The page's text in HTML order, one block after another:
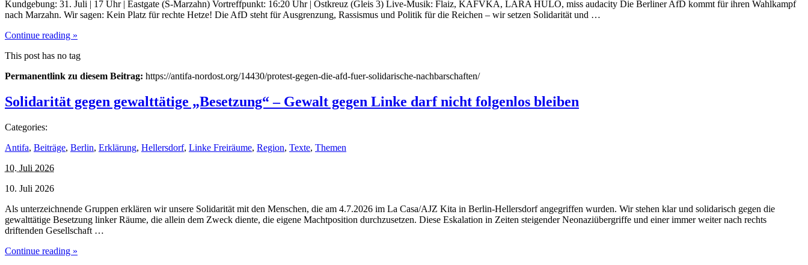
Kundgebung: 31. Juli | 17 Uhr | Eastgate (S-Marzahn) Vortreffpunkt: 16:20 Uhr | Ostkreuz (Gleis 3) Live-Musik: Flaiz, KAFVKA, LARA HULO, miss audacity Die Berliner AfD kommt für ihren Wahlkampf
nach Marzahn. Wir sagen: Kein Platz für rechte Hetze! Die AfD steht für Ausgrenzung, Rassismus und Politik für die Reichen – wir setzen Solidarität und …
Continue reading »
This post has no tag
Permanentlink zu diesem Beitrag: https://antifa-nordost.org/14430/protest-gegen-die-afd-fuer-solidarische-nachbarschaften/
Solidarität gegen gewalttätige „Besetzung“ – Gewalt gegen Linke darf nicht folgenlos bleiben
Categories:
Antifa, Beiträge, Berlin, Erklärung, Hellersdorf, Linke Freiräume, Region, Texte, Themen
10. Juli 2026
10. Juli 2026
Als unterzeichnende Gruppen erklären wir unsere Solidarität mit den Menschen, die am 4.7.2026 im La Casa/AJZ Kita in Berlin-Hellersdorf angegriffen wurden. Wir stehen klar und solidarisch gegen die
gewalttätige Besetzung linker Räume, die allein dem Zweck diente, die eigene Machtposition durchzusetzen. Diese Eskalation in Zeiten steigender Neonaziübergriffe und einer immer weiter nach rechts
driftenden Gesellschaft …
Continue reading »